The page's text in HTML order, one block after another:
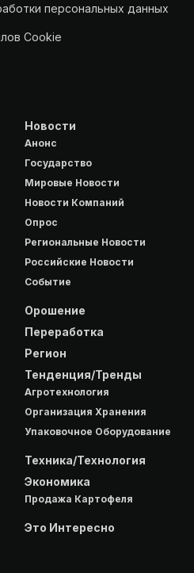
персональных данных
Cookie
Новости
Анонс
Государство
Мировые Новости
Новости Компаний
Опрос
Региональные Новости
Российские Новости
Событие
Орошение
Переработка
Регион
Тенденция/Тренды
Агротехнология
Организация Хранения
Упаковочное Оборудование
Техника/Технология
Экономика
Продажа Картофеля
Это Интересно